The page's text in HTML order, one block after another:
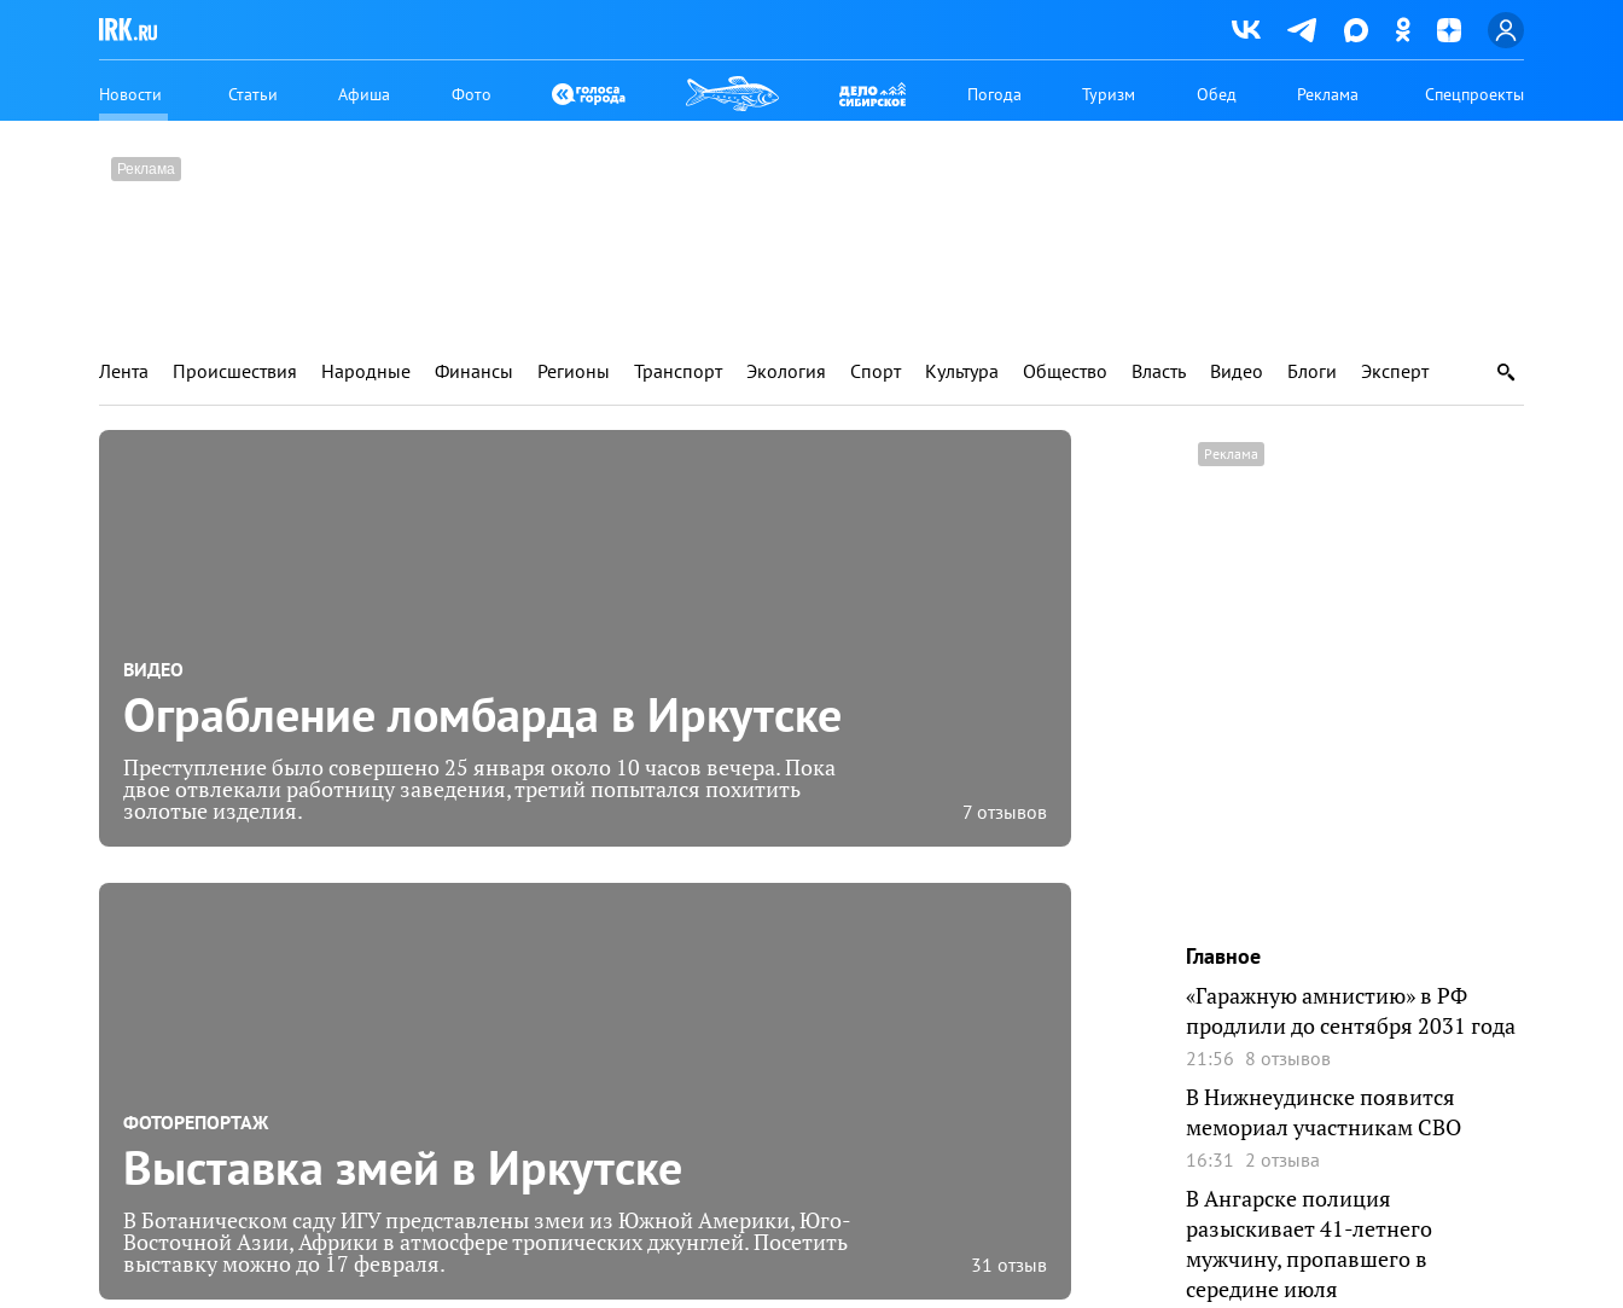
Новости Статьи Афиша Фото Погода Туризм Обед Реклама Спецпроекты
Лента Происшествия Народные Финансы Регионы Транспорт Экология Спорт Культура Общество Власть Видео Блоги Эксперт
ВИДЕО
Ограбление ломбарда в Иркутске
Преступление было совершено 25 января около 10 часов вечера. Пока
двое отвлекали работницу заведения, третий попытался похитить
золотые изделия. 7 отзывов
ФОТОРЕПОРТАЖ
Выставка змей в Иркутске
В Ботаническом саду ИГУ представлены змеи из Южной Америки, Юго-
Восточной Азии, Африки в атмосфере тропических джунглей. Посетить
выставку можно до 17 февраля. 31 отзыв
Главное
«Гаражную амнистию» в РФ
продлили до сентября 2031 года
21:56 8 отзывов
В Нижнеудинске появится
мемориал участникам СВО
16:31 2 отзыва
В Ангарске полиция
разыскивает 41-летнего
мужчину, пропавшего в
середине июля